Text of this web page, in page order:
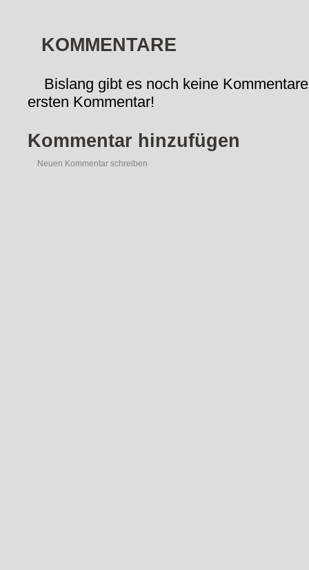
KOMMENTARE
Bislang gibt es noch keine
ersten Kommentar!
Kommentar hinzufügen
Neuen Kommentar schreiben